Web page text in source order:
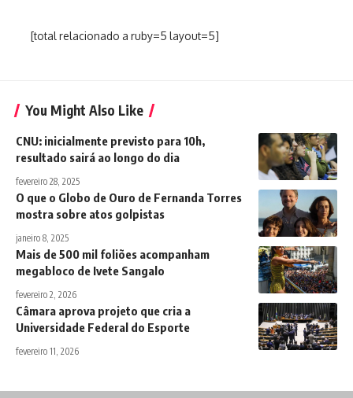
[total relacionado a ruby=5 layout=5]
You Might Also Like
CNU: inicialmente previsto para 10h,
resultado sairá ao longo do dia
fevereiro 28, 2025
O que o Globo de Ouro de Fernanda Torres
mostra sobre atos golpistas
janeiro 8, 2025
Mais de 500 mil foliões acompanham
megabloco de Ivete Sangalo
fevereiro 2, 2026
Câmara aprova projeto que cria a
Universidade Federal do Esporte
fevereiro 11, 2026